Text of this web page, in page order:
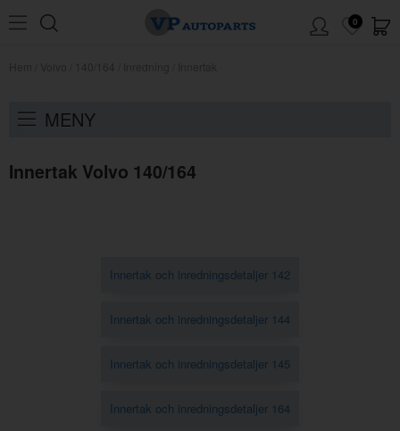
0
MENY
Innertak Volvo 140/164
Innertak och inredningsdetaljer 142
Innertak och inredningsdetaljer 144
Innertak och inredningsdetaljer 145
Innertak och inredningsdetaljer 164